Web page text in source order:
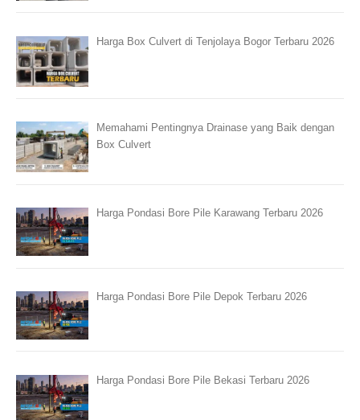
Harga Box Culvert di Tenjolaya Bogor Terbaru 2026
Memahami Pentingnya Drainase yang Baik dengan
Box Culvert
Harga Pondasi Bore Pile Karawang Terbaru 2026
Harga Pondasi Bore Pile Depok Terbaru 2026
Harga Pondasi Bore Pile Bekasi Terbaru 2026